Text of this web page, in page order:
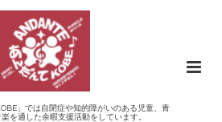
」では自閉症や知的障がいのある児童、青
を通した余暇支援活動をしています。